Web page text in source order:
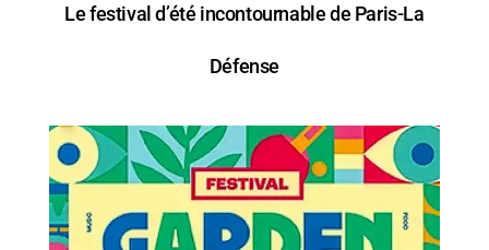
Le festival d’été incontournable de Paris-La
Défense